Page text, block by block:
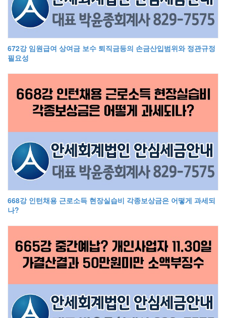
672강 임원급여 상여금 보수 퇴직금등의 손금산입범위와 정관규정
필요성
668강 인턴채용 근로소득 현장실습비 각종보상금은 어떻게 과세되
나?